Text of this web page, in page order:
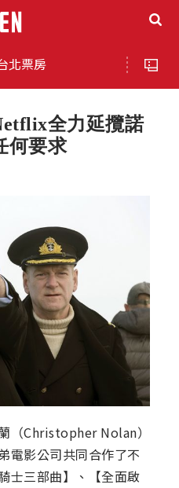
北票房
全力延攬諾
何要求
（Christopher Nolan）
電影公司共同合作了不
士三部曲】、【全面啟